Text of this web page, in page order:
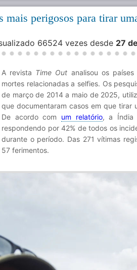
mais perigosos para tirar
66524 vezes desde 27
A revista Time Out analisou os
mortes relacionadas a selfies. Os
de março de 2014 a maio de 2025,
que documentaram casos em que tirar
De acordo com um relatório, a Índia
respondendo por 42% de todos os
durante o período. Das 271 vítimas
57 ferimentos.